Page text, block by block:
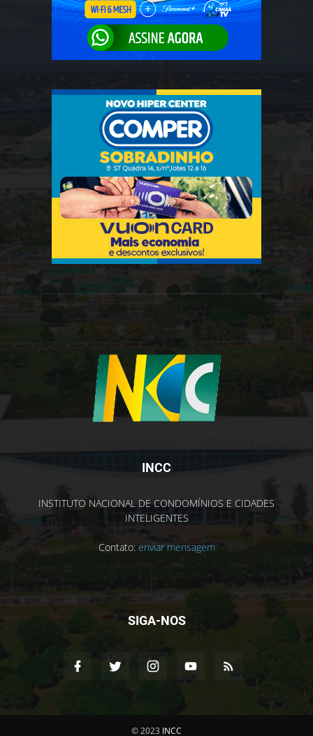
INCC
INSTITUTO NACIONAL DE CONDOMÍNIOS E CIDADES
INTELIGENTES
Contato: enviar mensagem
SIGA-NOS
© 2023 INCC